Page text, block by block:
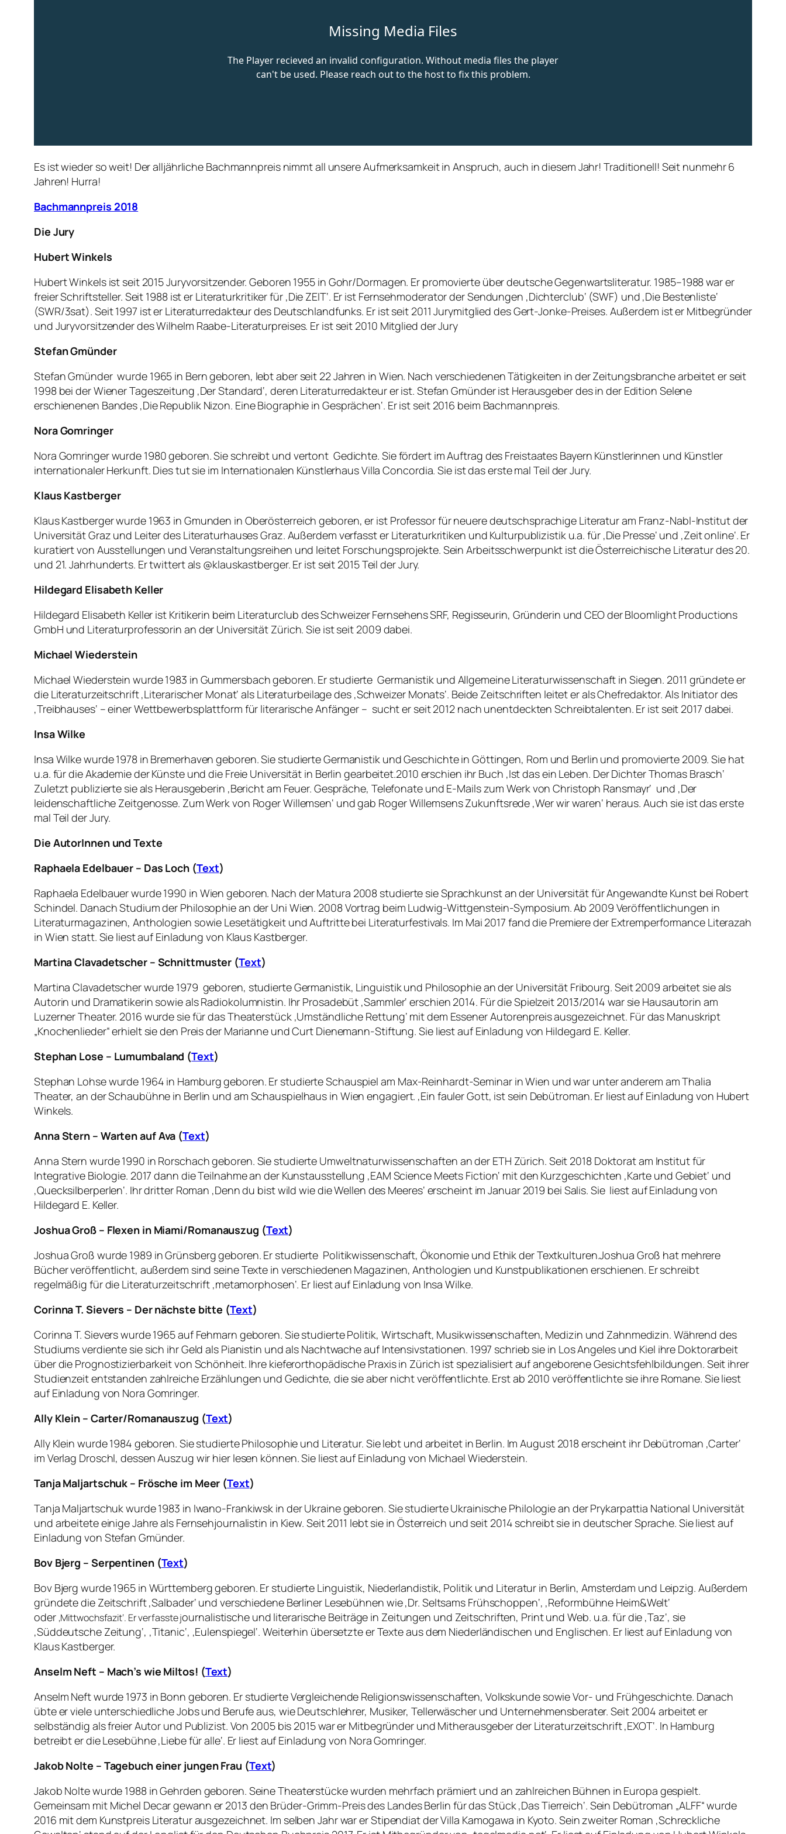
Es ist wieder so weit! Der alljährliche Bachmannpreis nimmt all unsere Aufmerksamkeit in Anspruch, auch in diesem Jahr! Traditionell! Seit nunmehr 6
Jahren! Hurra!
Bachmannpreis 2018
Die Jury
Hubert Winkels
Hubert Winkels ist seit 2015 Juryvorsitzender. Geboren 1955 in Gohr/Dormagen. Er promovierte über deutsche Gegenwartsliteratur. 1985–1988 war er
freier Schriftsteller. Seit 1988 ist er Literaturkritiker für ‚Die ZEIT‘. Er ist Fernsehmoderator der Sendungen ‚Dichterclub‘ (SWF) und ‚Die Bestenliste‘
(SWR/3sat). Seit 1997 ist er Literaturredakteur des Deutschlandfunks. Er ist seit 2011 Jurymitglied des Gert-Jonke-Preises. Außerdem ist er Mitbegründer
und Juryvorsitzender des Wilhelm Raabe-Literaturpreises. Er ist seit 2010 Mitglied der Jury
Stefan Gmünder
Stefan Gmünder wurde 1965 in Bern geboren, lebt aber seit 22 Jahren in Wien. Nach verschiedenen Tätigkeiten in der Zeitungsbranche arbeitet er seit
1998 bei der Wiener Tageszeitung ‚Der Standard‘, deren Literaturredakteur er ist. Stefan Gmünder ist Herausgeber des in der Edition Selene
erschienenen Bandes ‚Die Republik Nizon. Eine Biographie in Gesprächen‘. Er ist seit 2016 beim Bachmannpreis.
Nora Gomringer
Nora Gomringer wurde 1980 geboren. Sie schreibt und vertont Gedichte. Sie fördert im Auftrag des Freistaates Bayern Künstlerinnen und Künstler
internationaler Herkunft. Dies tut sie im Internationalen Künstlerhaus Villa Concordia. Sie ist das erste mal Teil der Jury.
Klaus Kastberger
Klaus Kastberger wurde 1963 in Gmunden in Oberösterreich geboren, er ist Professor für neuere deutschsprachige Literatur am Franz-Nabl-Institut der
Universität Graz und Leiter des Literaturhauses Graz. Außerdem verfasst er Literaturkritiken und Kulturpublizistik u.a. für ‚Die Presse‘ und ‚Zeit online‘. Er
kuratiert von Ausstellungen und Veranstaltungsreihen und leitet Forschungsprojekte. Sein Arbeitsschwerpunkt ist die Österreichische Literatur des 20.
und 21. Jahrhunderts. Er twittert als @klauskastberger. Er ist seit 2015 Teil der Jury.
Hildegard Elisabeth Keller
Hildegard Elisabeth Keller ist Kritikerin beim Literaturclub des Schweizer Fernsehens SRF, Regisseurin, Gründerin und CEO der Bloomlight Productions
GmbH und Literaturprofessorin an der Universität Zürich. Sie ist seit 2009 dabei.
Michael Wiederstein
Michael Wiederstein wurde 1983 in Gummersbach geboren. Er studierte Germanistik und Allgemeine Literaturwissenschaft in Siegen. 2011 gründete er
die Literaturzeitschrift ‚Literarischer Monat‘ als Literaturbeilage des ‚Schweizer Monats‘. Beide Zeitschriften leitet er als Chefredaktor. Als Initiator des
‚Treibhauses‘ – einer Wettbewerbsplattform für literarische Anfänger – sucht er seit 2012 nach unentdeckten Schreibtalenten. Er ist seit 2017 dabei.
Insa Wilke
Insa Wilke wurde 1978 in Bremerhaven geboren. Sie studierte Germanistik und Geschichte in Göttingen, Rom und Berlin und promovierte 2009. Sie hat
u.a. für die Akademie der Künste und die Freie Universität in Berlin gearbeitet.2010 erschien ihr Buch ‚Ist das ein Leben. Der Dichter Thomas Brasch‘
Zuletzt publizierte sie als Herausgeberin ‚Bericht am Feuer. Gespräche, Telefonate und E-Mails zum Werk von Christoph Ransmayr‘ und ‚Der
leidenschaftliche Zeitgenosse. Zum Werk von Roger Willemsen‘ und gab Roger Willemsens Zukunftsrede ‚Wer wir waren‘ heraus. Auch sie ist das erste
mal Teil der Jury.
Die AutorInnen und Texte
Raphaela Edelbauer – Das Loch (Text)
Raphaela Edelbauer wurde 1990 in Wien geboren. Nach der Matura 2008 studierte sie Sprachkunst an der Universität für Angewandte Kunst bei Robert
Schindel. Danach Studium der Philosophie an der Uni Wien. 2008 Vortrag beim Ludwig-Wittgenstein-Symposium. Ab 2009 Veröffentlichungen in
Literaturmagazinen, Anthologien sowie Lesetätigkeit und Auftritte bei Literaturfestivals. Im Mai 2017 fand die Premiere der Extremperformance Literazah
in Wien statt. Sie liest auf Einladung von Klaus Kastberger.
Martina Clavadetscher – Schnittmuster (Text)
Martina Clavadetscher wurde 1979 geboren, studierte Germanistik, Linguistik und Philosophie an der Universität Fribourg. Seit 2009 arbeitet sie als
Autorin und Dramatikerin sowie als Radiokolumnistin. Ihr Prosadebüt ‚Sammler‘ erschien 2014. Für die Spielzeit 2013/2014 war sie Hausautorin am
Luzerner Theater. 2016 wurde sie für das Theaterstück ‚Umständliche Rettung‘ mit dem Essener Autorenpreis ausgezeichnet. Für das Manuskript
„Knochenlieder“ erhielt sie den Preis der Marianne und Curt Dienemann-Stiftung. Sie liest auf Einladung von Hildegard E. Keller.
Stephan Lose – Lumumbaland (Text)
Stephan Lohse wurde 1964 in Hamburg geboren. Er studierte Schauspiel am Max-Reinhardt-Seminar in Wien und war unter anderem am Thalia
Theater, an der Schaubühne in Berlin und am Schauspielhaus in Wien engagiert. ‚Ein fauler Gott‚ ist sein Debütroman. Er liest auf Einladung von Hubert
Winkels.
Anna Stern – Warten auf Ava (Text)
Anna Stern wurde 1990 in Rorschach geboren. Sie studierte Umweltnaturwissenschaften an der ETH Zürich. Seit 2018 Doktorat am Institut für
Integrative Biologie. 2017 dann die Teilnahme an der Kunstausstellung ‚EAM Science Meets Fiction‘ mit den Kurzgeschichten ‚Karte und Gebiet‘ und
‚Quecksilberperlen‘. Ihr dritter Roman ‚Denn du bist wild wie die Wellen des Meeres‘ erscheint im Januar 2019 bei Salis. Sie liest auf Einladung von
Hildegard E. Keller.
Joshua Groß – Flexen in Miami/Romanauszug (Text)
Joshua Groß wurde 1989 in Grünsberg geboren. Er studierte Politikwissenschaft, Ökonomie und Ethik der Textkulturen.Joshua Groß hat mehrere
Bücher veröffentlicht, außerdem sind seine Texte in verschiedenen Magazinen, Anthologien und Kunstpublikationen erschienen. Er schreibt
regelmäßig für die Literaturzeitschrift ‚metamorphosen‘. Er liest auf Einladung von Insa Wilke.
Corinna T. Sievers – Der nächste bitte (Text)
Corinna T. Sievers wurde 1965 auf Fehmarn geboren. Sie studierte Politik, Wirtschaft, Musikwissenschaften, Medizin und Zahnmedizin. Während des
Studiums verdiente sie sich ihr Geld als Pianistin und als Nachtwache auf Intensivstationen. 1997 schrieb sie in Los Angeles und Kiel ihre Doktorarbeit
über die Prognostizierbarkeit von Schönheit. Ihre kieferorthopädische Praxis in Zürich ist spezialisiert auf angeborene Gesichtsfehlbildungen. Seit ihrer
Studienzeit entstanden zahlreiche Erzählungen und Gedichte, die sie aber nicht veröffentlichte. Erst ab 2010 veröffentlichte sie ihre Romane. Sie liest
auf Einladung von Nora Gomringer.
Ally Klein – Carter/Romanauszug (Text)
Ally Klein wurde 1984 geboren. Sie studierte Philosophie und Literatur. Sie lebt und arbeitet in Berlin. Im August 2018 erscheint ihr Debütroman ‚Carter‘
im Verlag Droschl, dessen Auszug wir hier lesen können. Sie liest auf Einladung von Michael Wiederstein.
Tanja Maljartschuk – Frösche im Meer (Text)
Tanja Maljartschuk wurde 1983 in Iwano-Frankiwsk in der Ukraine geboren. Sie studierte Ukrainische Philologie an der Prykarpattia National Universität
und arbeitete einige Jahre als Fernsehjournalistin in Kiew. Seit 2011 lebt sie in Österreich und seit 2014 schreibt sie in deutscher Sprache. Sie liest auf
Einladung von Stefan Gmünder.
Bov Bjerg – Serpentinen (Text)
Bov Bjerg wurde 1965 in Württemberg geboren. Er studierte Linguistik, Niederlandistik, Politik und Literatur in Berlin, Amsterdam und Leipzig. Außerdem
gründete die Zeitschrift ‚Salbader‘ und verschiedene Berliner Lesebühnen wie ‚Dr. Seltsams Frühschoppen‘, ‚Reformbühne Heim&Welt‘
oder ‚Mittwochsfazit‘. Er verfasste journalistische und literarische Beiträge in Zeitungen und Zeitschriften, Print und Web. u.a. für die ‚Taz‘, sie
‚Süddeutsche Zeitung‘, ‚Titanic‘, ‚Eulenspiegel‘. Weiterhin übersetzte er Texte aus dem Niederländischen und Englischen. Er liest auf Einladung von
Klaus Kastberger.
Anselm Neft – Mach’s wie Miltos! (Text)
Anselm Neft wurde 1973 in Bonn geboren. Er studierte Vergleichende Religionswissenschaften, Volkskunde sowie Vor- und Frühgeschichte. Danach
übte er viele unterschiedliche Jobs und Berufe aus, wie Deutschlehrer, Musiker, Tellerwäscher und Unternehmensberater. Seit 2004 arbeitet er
selbständig als freier Autor und Publizist. Von 2005 bis 2015 war er Mitbegründer und Mitherausgeber der Literaturzeitschrift ‚EXOT‘. In Hamburg
betreibt er die Lesebühne ‚Liebe für alle‘. Er liest auf Einladung von Nora Gomringer.
Jakob Nolte – Tagebuch einer jungen Frau (Text)
Jakob Nolte wurde 1988 in Gehrden geboren. Seine Theaterstücke wurden mehrfach prämiert und an zahlreichen Bühnen in Europa gespielt.
Gemeinsam mit Michel Decar gewann er 2013 den Brüder-Grimm-Preis des Landes Berlin für das Stück ‚Das Tierreich‘. Sein Debütroman „ALFF“ wurde
2016 mit dem Kunstpreis Literatur ausgezeichnet. Im selben Jahr war er Stipendiat der Villa Kamogawa in Kyoto. Sein zweiter Roman ‚Schreckliche